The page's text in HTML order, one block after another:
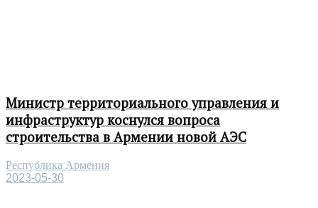
Министр территориального управления и
инфраструктур коснулся вопроса
строительства в Армении новой АЭС
Республика Армения
2023-05-30